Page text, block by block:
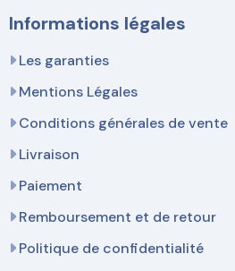
Informations légales
Les garanties
Mentions Légales
Conditions générales de vente
Livraison
Paiement
Remboursement et de retour
Politique de confidentialité